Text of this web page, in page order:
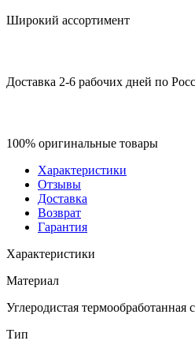
Широкий ассортимент
Доставка 2-6 рабочих дней по
100% оригинальные товары
Характеристики
Отзывы
Доставка
Возврат
Гарантия
Характеристики
Материал
Углеродистая термообработанная
Тип